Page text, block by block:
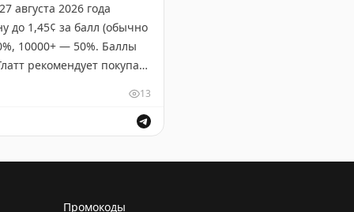
августа 2026 года
до 1,45¢ за балл (обычно
10000+ — 50%. Баллы
рекомендует покупать
13
Промокоды